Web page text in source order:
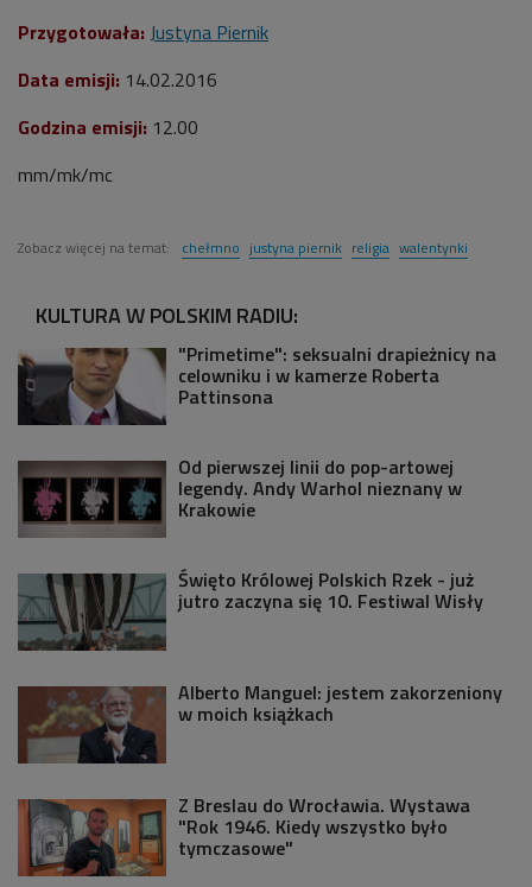
Przygotowała: Justyna Piernik
Data emisji: 14.02.2016
Godzina emisji: 12.00
mm/mk/mc
Zobacz więcej na temat: chełmno justyna piernik religia walentynki
KULTURA W POLSKIM RADIU:
"Primetime": seksualni drapieżnicy na
celowniku i w kamerze Roberta
Pattinsona
Od pierwszej linii do pop-artowej
legendy. Andy Warhol nieznany w
Krakowie
Święto Królowej Polskich Rzek - już
jutro zaczyna się 10. Festiwal Wisły
Alberto Manguel: jestem zakorzeniony
w moich książkach
Z Breslau do Wrocławia. Wystawa
"Rok 1946. Kiedy wszystko było
tymczasowe"